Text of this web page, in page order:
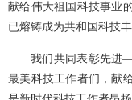
献给伟大祖国科技事业
已熔铸成为共和国科技
我们共同表彰先进
最美科技工作者们，献